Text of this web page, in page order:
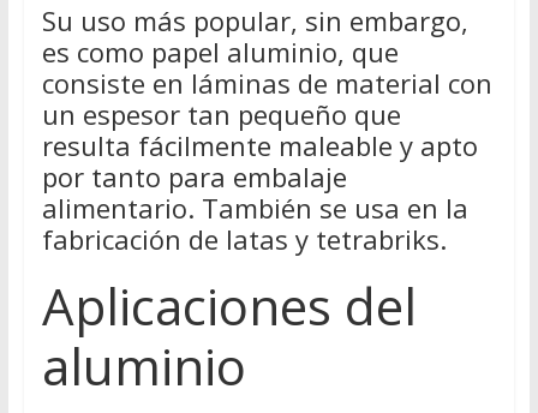
Su uso más popular, sin embargo,
es como papel aluminio, que
consiste en láminas de material con
un espesor tan pequeño que
resulta fácilmente maleable y apto
por tanto para embalaje
alimentario. También se usa en la
fabricación de latas y tetrabriks.
Aplicaciones del
aluminio